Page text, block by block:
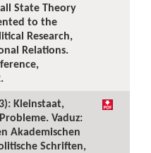
State Theory
to the
Research,
Relations.
Kleinstaat,
Vaduz:
Akademischen
Schriften,